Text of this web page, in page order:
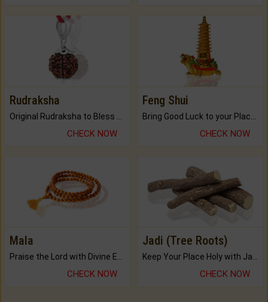
Rudraksha
CHECK NOW
Feng Shui
CHECK NOW
Mala
CHECK NOW
Jadi (Tree Roots)
CHECK NOW